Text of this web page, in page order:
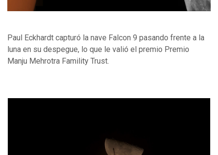
Paul Eckhardt capturó la nave Falcon 9 pasando frente a la
luna en su despegue, lo que le valió el premio Premio
Manju Mehrotra Famility Trust.